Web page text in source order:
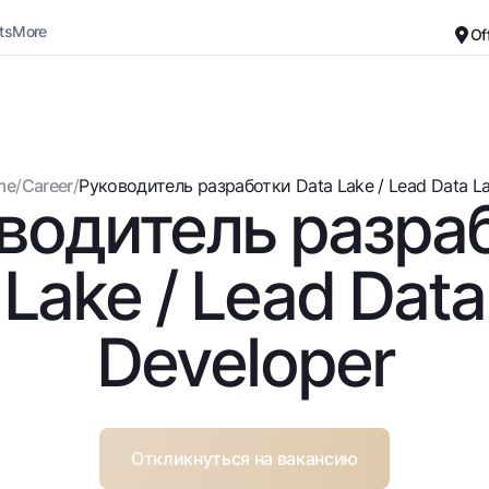
Deposits
Dlya vseh
Demand
Jozibali
Everything is possible
Cards
Free
Premium
For travelers
UzCard/HUMO
Visa
More
Black and white version
Enable voice narration
/Career/Руководитель разработки Data Lake / Lead Data
/ Lead
Developer
Откликнуться на вакансию